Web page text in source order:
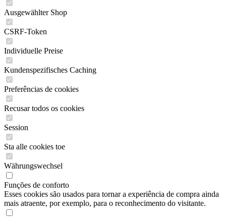
Ausgewählter Shop
CSRF-Token
Individuelle Preise
Kundenspezifisches Caching
Preferências de cookies
Recusar todos os cookies
Session
Sta alle cookies toe
Währungswechsel
Funções de conforto
Esses cookies são usados para tornar a experiência de compra ainda
mais atraente, por exemplo, para o reconhecimento do visitante.